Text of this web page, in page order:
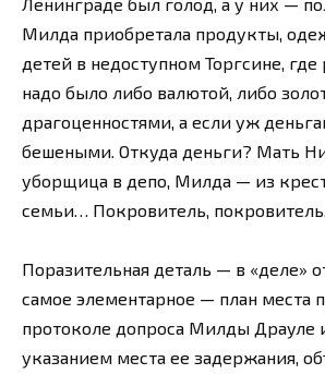
Милда приобретала продукты,
детей в недоступном Торгсине, где
надо было либо валютой, либо
драгоценностями, а если уж
бешеными. Откуда деньги? Мать
уборщица в депо, Милда — из
семьи… Покровитель,
Поразительная деталь — в «деле»
самое элементарное — план места
протоколе допроса Милды Драуле
указанием места ее задержания,